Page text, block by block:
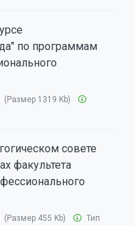
по программам
(Размер 1319 Kb)
совете
факультета
(Размер 455 Kb)
Тип